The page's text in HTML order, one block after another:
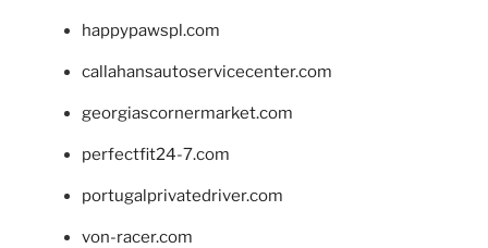
happypawspl.com
callahansautoservicecenter.com
georgiascornermarket.com
perfectfit24-7.com
portugalprivatedriver.com
von-racer.com